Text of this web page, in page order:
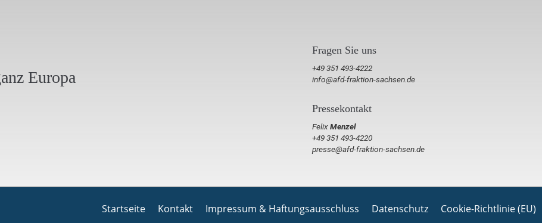
Europa
Fragen Sie uns
+49 351 493-4222
info@afd-fraktion-sachsen.de
Pressekontakt
FelixMenzel
+49 351 493-4220
presse@afd-fraktion-sachsen.de
Startseite Kontakt Impressum & Haftungsausschluss Datenschutz Cookie-Richtlinie (EU)